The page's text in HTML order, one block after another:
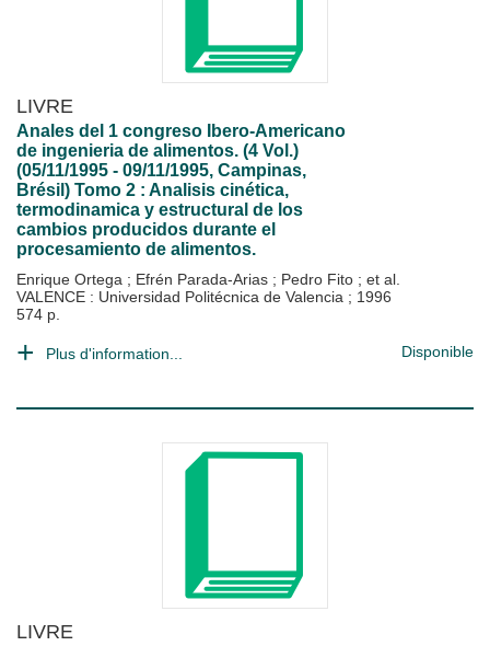
LIVRE
Anales del 1 congreso Ibero-Americano
de ingenieria de alimentos. (4 Vol.)
(05/11/1995 - 09/11/1995, Campinas,
Brésil) Tomo 2 : Analisis cinética,
termodinamica y estructural de los
cambios producidos durante el
procesamiento de alimentos.
Enrique Ortega ; Efrén Parada-Arias ; Pedro Fito ; et al.
VALENCE : Universidad Politécnica de Valencia ; 1996
574 p.
Plus d'information... Disponible
LIVRE